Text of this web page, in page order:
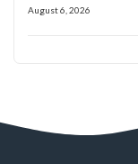
August 6, 2026